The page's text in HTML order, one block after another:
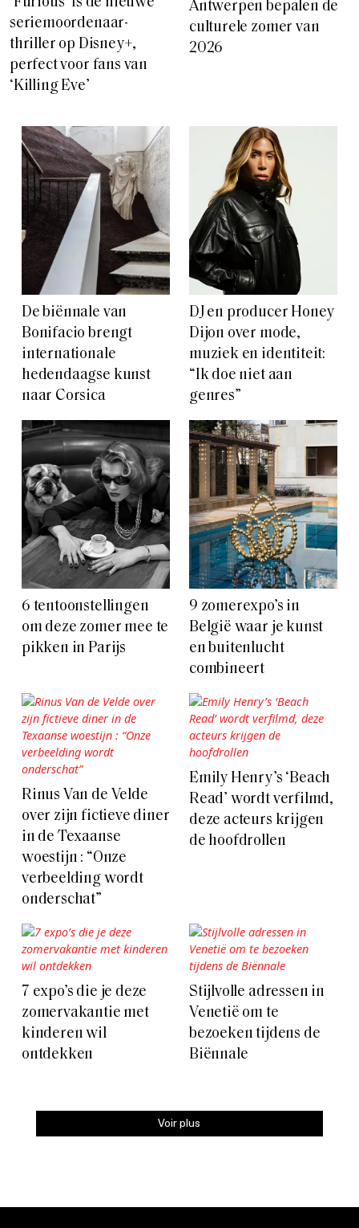
seriemoordenaar-
thriller op Disney+,
perfect voor fans van
‘Killing Eve’
Antwerpen bepalen de
culturele zomer van
2026
De biënnale van
Bonifacio brengt
internationale
hedendaagse kunst
naar Corsica
DJ en producer Honey
Dijon over mode,
muziek en identiteit:
“Ik doe niet aan
genres”
6 tentoonstellingen
om deze zomer mee te
pikken in Parijs
9 zomerexpo’s in
België waar je kunst
en buitenlucht
combineert
Rinus Van de Velde
over zijn fictieve diner
in de Texaanse
woestijn : “Onze
verbeelding wordt
onderschat”
Emily Henry’s ‘Beach
Read’ wordt verfilmd,
deze acteurs krijgen
de hoofdrollen
7 expo’s die je deze
zomervakantie met
kinderen wil
ontdekken
Stijlvolle adressen in
Venetië om te
bezoeken tijdens de
Biënnale
Voir plus